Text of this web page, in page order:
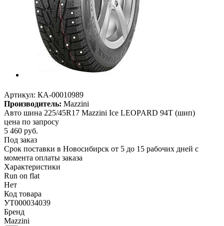
Артикул: КА-00010989
Производитель: Mazzini
Авто шина 225/45R17 Mazzini Ice LEOPARD 94T (шип)
цена по запросу
5 460 руб.
Под заказ
Срок поставки в Новосибирск от 5 до 15 рабочих дней с
момента оплаты заказа
Характеристики
Run on flat
Нет
Код товара
УТ000034039
Бренд
Mazzini